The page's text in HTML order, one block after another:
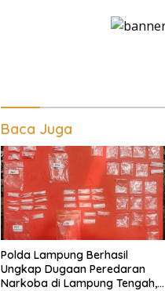
Baca Juga
Polda Lampung Berhasil
Ungkap Dugaan Peredaran
Narkoba di Lampung Tengah,